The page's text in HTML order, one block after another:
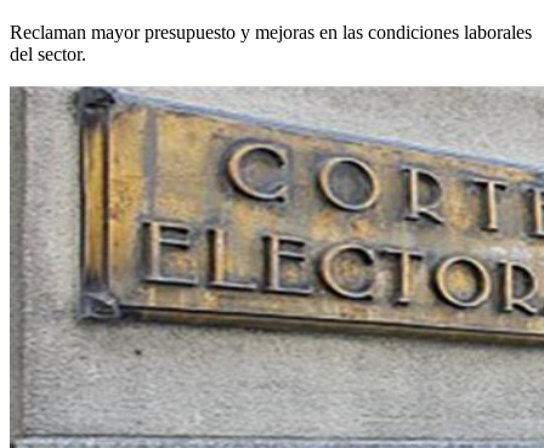
Reclaman mayor presupuesto y mejoras en las condiciones laborales
del sector.